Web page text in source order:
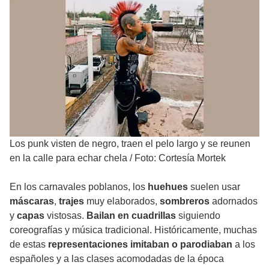
Los punk visten de negro, traen el pelo largo y se reunen
en la calle para echar chela / Foto: Cortesía Mortek
En los carnavales poblanos, los huehues suelen usar
máscaras, trajes muy elaborados, sombreros adornados
y capas vistosas. Bailan en cuadrillas siguiendo
coreografías y música tradicional. Históricamente, muchas
de estas representaciones imitaban o parodiaban a los
españoles y a las clases acomodadas de la época